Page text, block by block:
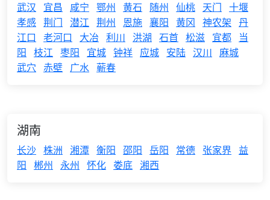
武汉 宜昌 咸宁 鄂州 黄石 随州 仙桃 天门 十堰
孝感 荆门 潜江 荆州 恩施 襄阳 黄冈 神农架 丹
江口
老河口 大冶 利川 洪湖 石首 松滋 宜都
当
阳 枝江 枣阳 宜城 钟祥 应城 安陆 汉川 麻城
武穴 赤壁 广水 蕲春
湖南
长沙 株洲 湘潭 衡阳 邵阳 岳阳 常德 张家界
益
阳 郴州 永州 怀化 娄底 湘西